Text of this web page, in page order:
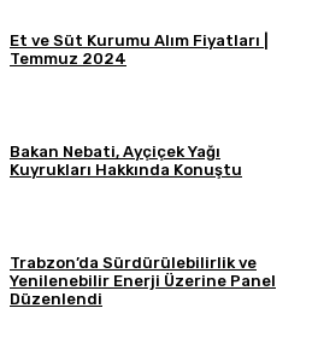
Et ve Süt Kurumu Alım Fiyatları |
Temmuz 2024
Bakan Nebati, Ayçiçek Yağı
Kuyrukları Hakkında Konuştu
Trabzon’da Sürdürülebilirlik ve
Yenilenebilir Enerji Üzerine Panel
Düzenlendi